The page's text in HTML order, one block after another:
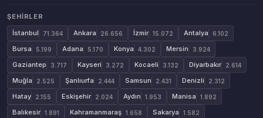
ŞEHIRLER
İstanbul
71.364 Ankara 26.656 İzmir 15.072 Antalya 6.102
Bursa 5.199 Adana 5.170 Konya 4.302 Mersin 3.924
Gaziantep 3.717 Kayseri 3.272 Kocaeli 3.132 Diyarbakır 2.614
Muğla 2.525 Şanlıurfa 2.444 Samsun 2.431 Denizli 2.312
Hatay 2.155 Eskişehir 2.024 Aydın 1.953 Manisa 1.892
Balıkesir 1.891 Kahramanmaraş 1.658 Sakarya 1.582